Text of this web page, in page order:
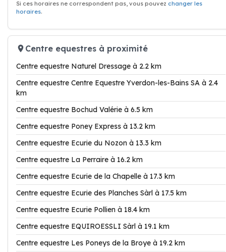
Si ces horaires ne correspondent pas, vous pouvez changer les
horaires.
Centre equestres à proximité
Centre equestre Naturel Dressage à 2.2 km
Centre equestre Centre Equestre Yverdon-les-Bains SA à 2.4
km
Centre equestre Bochud Valérie à 6.5 km
Centre equestre Poney Express à 13.2 km
Centre equestre Ecurie du Nozon à 13.3 km
Centre equestre La Perraire à 16.2 km
Centre equestre Ecurie de la Chapelle à 17.3 km
Centre equestre Ecurie des Planches Sàrl à 17.5 km
Centre equestre Ecurie Pollien à 18.4 km
Centre equestre EQUIROESSLI Sàrl à 19.1 km
Centre equestre Les Poneys de la Broye à 19.2 km